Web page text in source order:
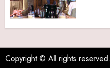
Copyright © All rights reserved.